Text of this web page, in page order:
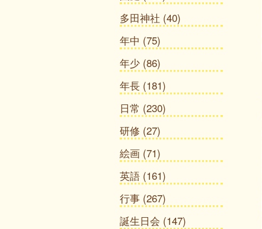
多田神社 (40)
年中 (75)
年少 (86)
年長 (181)
日常 (230)
研修 (27)
絵画 (71)
英語 (161)
行事 (267)
誕生日会 (147)